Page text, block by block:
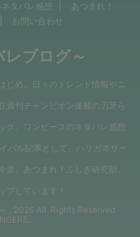
タバレ感想
あつまれ！
お問い合わせ
レブログ～
じめ、日々のトレンド情報やニ
週刊チャンピオン連載の刃牙ら
ク、ワンピースのネタバレ感想
バル記事として、ハリガネサー
、あつまれ！ふしぎ研究部、
プしています！
, 2026 All Rights Reserved
.